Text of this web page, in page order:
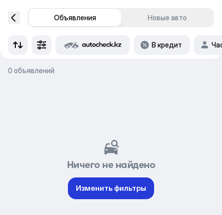
Объявления Новые авто
В кредит
0 объявлений
Ничего не найдено
Изменить фильтры